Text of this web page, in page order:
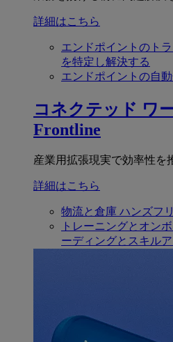
詳細はこちら
エンドポイントのト
を特定し解決する
エンドポイントの自
コネクテッド ワ
Frontline
産業用拡張現実で効率性を
詳細はこちら
物流と倉庫 ハンズフ
トレーニングとオン
ーディングとスキル